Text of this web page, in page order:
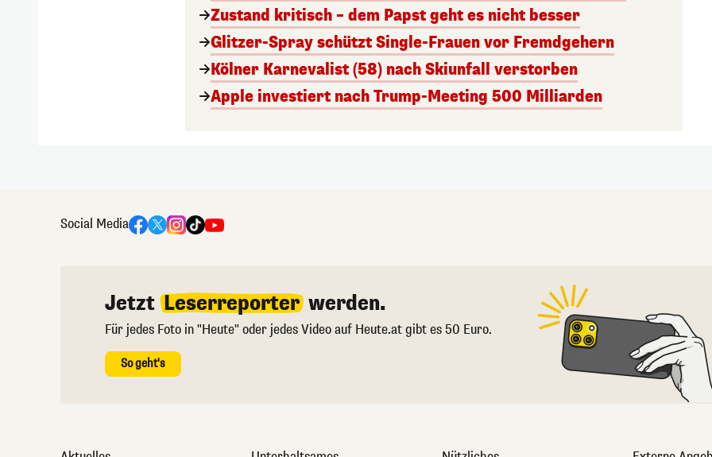
Zustand kritisch – dem Papst geht es nicht besser
Glitzer-Spray schützt Single-Frauen vor Fremdgehern
Kölner Karnevalist (58) nach Skiunfall verstorben
Apple investiert nach Trump-Meeting 500 Milliarden
Social Media
Jetzt Leserreporter werden.
Für jedes Foto in "Heute" oder jedes Video auf Heute.at gibt es 50 Euro.
So geht's